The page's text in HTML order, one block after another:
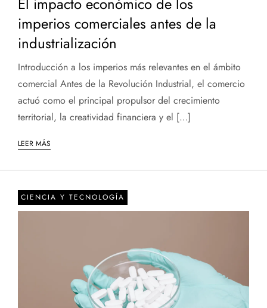
imperios comerciales antes de la
industrialización
Introducción a los imperios más relevantes en el ámbito
comercial Antes de la Revolución Industrial, el comercio
actuó como el principal propulsor del crecimiento
territorial, la creatividad financiera y el […]
LEER MÁS
CIENCIA Y TECNOLOGÍA